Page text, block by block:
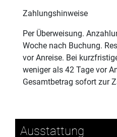
Zahlungshinweise
Per Überweisung.
Woche nach Buchung.
vor Anreise. Bei
weniger als 42 Tage vor
Gesamtbetrag sofort zur
Ausstattung